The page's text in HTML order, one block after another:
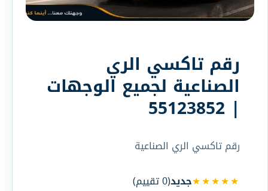
رقم تاكسي الري
الصناعية لجميع الوجهات
| 55123852
رقم تاكسي الري الصناعية
★★★★★جديد(
0تقييم)